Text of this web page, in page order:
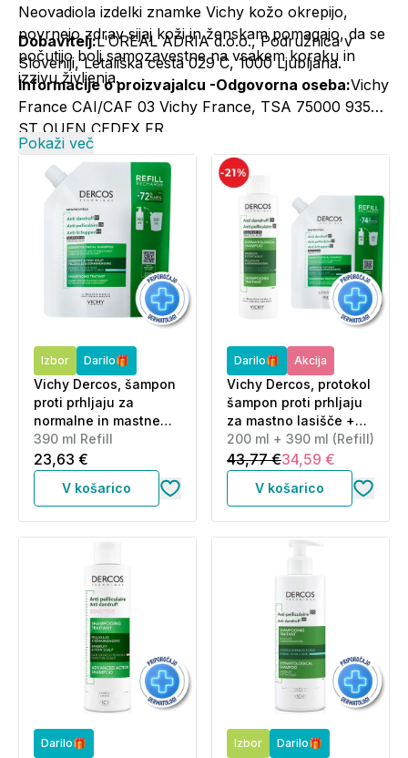
Neovadiola izdelki znamke Vichy kožo okrepijo,
povrnejo zdrav sijaj koži in ženskam pomagajo, da se
počutijo bolj samozavestne na vsakem koraku in
izzivu življenja.
Dobavitelj:L'OREAL ADRIA d.o.o., Podružnica v
Sloveniji, Letališka cesta 029 C, 1000 Ljubljana.
Informacije o proizvajalcu -Odgovorna oseba:Vichy
France CAI/CAF 03 Vichy France, TSA 75000 93584
ST OUEN CEDEX FR.
Kontakt:+386 1 5800 980, vichy@si.oaccare.com,
cena je obračunana po ceniku operaterja//
www.vichy.si
Pokaži več
Izbor Darilo🎁
Vichy Dercos, šampon
proti prhljaju za
normalne in mastne
lase - eko refill (390
ml)
390 ml Refill
23,63 €
V košarico
Darilo🎁 Akcija
Vichy Dercos, protokol
šampon proti prhljaju
za mastno lasišče +
eko polnilo za mastno
lasišče (200 ml + 390
ml)
200 ml + 390 ml (Refill)
43,77 €34,59 €
V košarico
Darilo🎁 Izbor Darilo🎁